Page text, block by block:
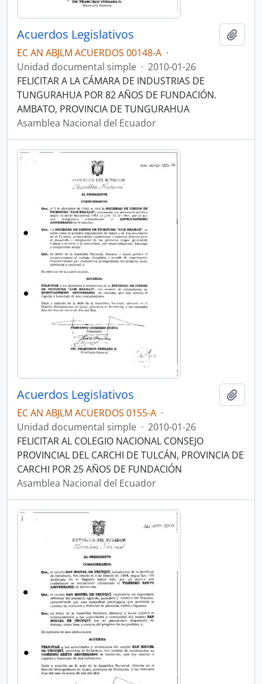
Acuerdos Legislativos
EC AN ABJLM ACUERDOS 00148-A ·
Unidad documental simple · 2010-01-26
FELICITAR A LA CÁMARA DE INDUSTRIAS DE
TUNGURAHUA POR 82 AÑOS DE FUNDACIÓN.
AMBATO, PROVINCIA DE TUNGURAHUA
Asamblea Nacional del Ecuador
Acuerdos Legislativos
EC AN ABJLM ACUERDOS 0155-A ·
Unidad documental simple · 2010-01-26
FELICITAR AL COLEGIO NACIONAL CONSEJO
PROVINCIAL DEL CARCHI DE TULCÁN, PROVINCIA DE
CARCHI POR 25 AÑOS DE FUNDACIÓN
Asamblea Nacional del Ecuador